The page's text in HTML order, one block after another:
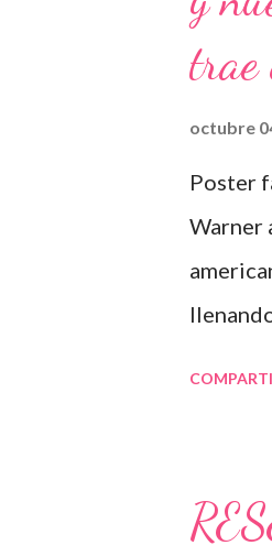
algo
octubre
Poster
Warner
"Me
saben,